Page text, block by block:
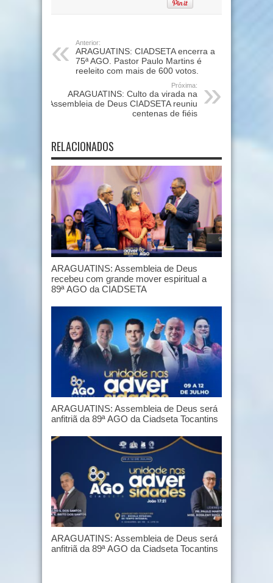
Anterior:
ARAGUATINS: CIADSETA encerra a
75ª AGO. Pastor Paulo Martins é
reeleito com mais de 600 votos.
Próxima:
ARAGUATINS: Culto da virada na
Assembleia de Deus CIADSETA reuniu
centenas de fiéis
RELACIONADOS
ARAGUATINS: Assembleia de Deus
recebeu com grande mover espiritual a
89ª AGO da CIADSETA
ARAGUATINS: Assembleia de Deus será
anfitriã da 89ª AGO da Ciadseta Tocantins
ARAGUATINS: Assembleia de Deus será
anfitriã da 89ª AGO da Ciadseta Tocantins